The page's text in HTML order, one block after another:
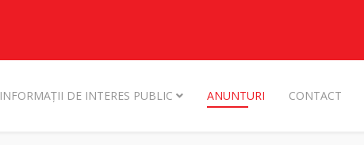
INFORMAȚII DE INTERES PUBLIC ANUNTURI CONTACT